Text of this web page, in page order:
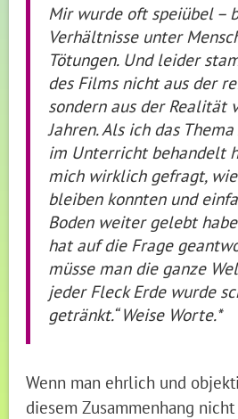
Mir wurde oft speiübel –
Verhältnisse unter
Tötungen. Und leider
des Films nicht aus der
sondern aus der Realität
Jahren. Als ich das
im Unterricht behandelt
mich wirklich gefragt,
bleiben konnten und
Boden weiter gelebt
hat auf die Frage
müsse man die ganze
jeder Fleck Erde wurde
getränkt.“ Weise Worte.*
Wenn man ehrlich und
diesem Zusammenhang